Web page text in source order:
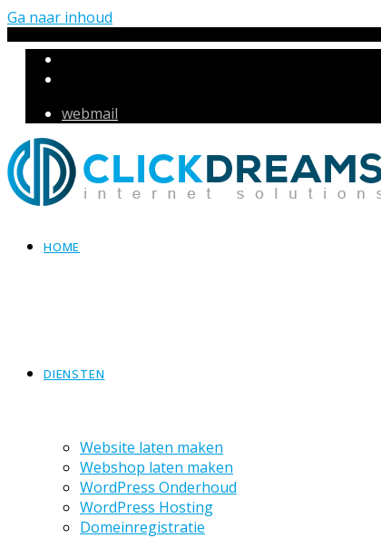
Ga naar inhoud
webmail
HOME
DIENSTEN
Website laten maken
Webshop laten maken
WordPress Onderhoud
WordPress Hosting
Domeinregistratie